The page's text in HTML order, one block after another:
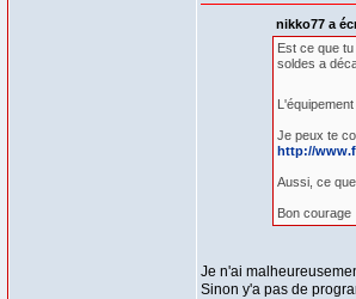
nikko77 a
Est ce que
soldes a
Je peux te
http://
Aussi, ce
Bon courage
Je n'ai
Sinon y'a pas de